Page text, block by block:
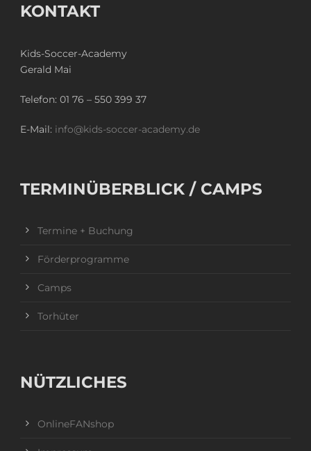
KONTAKT
Kids-Soccer-Academy
Gerald Mai
Telefon: 01 76 – 550 399 37
E-Mail: info@kids-soccer-academy.de
TERMINÜBERBLICK / CAMPS
Termine + Buchung
Förderprogramme
Camps
Torhüter
NÜTZLICHES
OnlineFANshop